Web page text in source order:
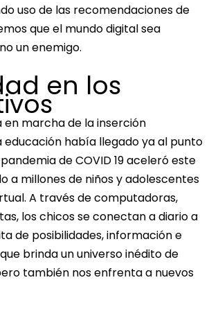
uso de las recomendaciones de
que el mundo digital sea
un enemigo.
en los
en marcha de la inserción
educación había llegado ya al punto
de COVID 19 aceleró este
a millones de niños y adolescentes
A través de computadoras,
los chicos se conectan a diario a
de posibilidades, información e
brinda un universo inédito de
también nos enfrenta a nuevos